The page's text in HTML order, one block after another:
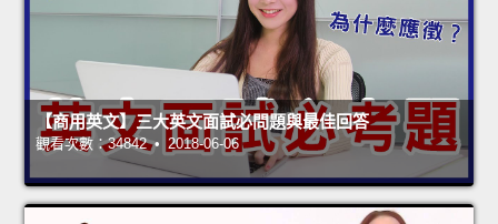
【商用英文】三大英文面試必問題與最佳回答
觀看次數：34842 • 2018-06-06